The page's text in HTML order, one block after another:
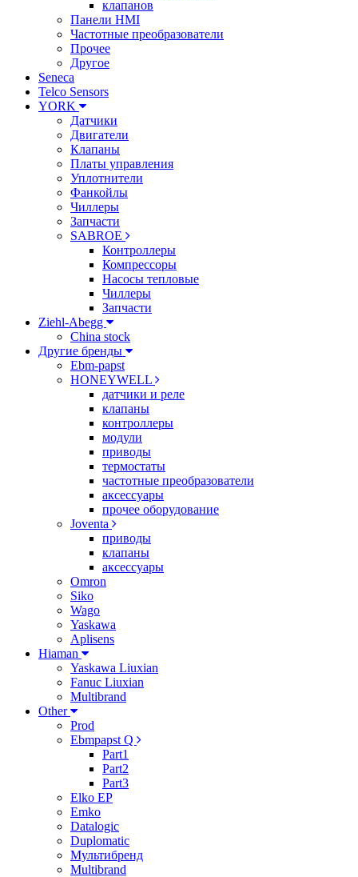
клапанов
Панели HMI
Частотные преобразователи
Прочее
Другое
Seneca
Telco Sensors
YORK
Датчики
Двигатели
Клапаны
Платы управления
Уплотнители
Фанкойлы
Чиллеры
Запчасти
SABROE
Контроллеры
Компрессоры
Насосы тепловые
Чиллеры
Запчасти
Ziehl-Abegg
China stock
Другие бренды
Ebm-papst
HONEYWELL
датчики и реле
клапаны
контроллеры
модули
приводы
термостаты
частотные преобразователи
аксессуары
прочее оборудование
Joventa
приводы
клапаны
аксессуары
Omron
Siko
Wago
Yaskawa
Aplisens
Hiaman
Yaskawa Liuxian
Fanuc Liuxian
Multibrand
Other
Prod
Ebmpapst Q
Part1
Part2
Part3
Elko EP
Emko
Datalogic
Duplomatic
Мультибренд
Multibrand